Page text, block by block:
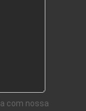
com nossa